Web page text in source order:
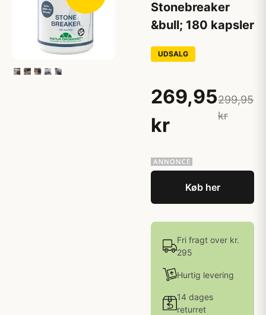
Stonebreaker
&bull; 180 kapsler
UDSALG
269,95
kr
299,95
kr
Køb her
Fri fragt over kr.
295
Hurtig levering
14 dages
returret